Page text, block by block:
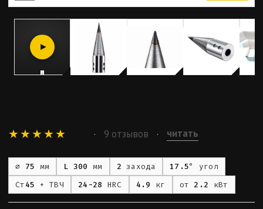
★★★★★ · 9 отзывов · читать
⌀ 75 мм L 300 мм 2 захода 17.5° угол
Ст 45 + ТВЧ 24-28 HRC 4.9 кг от 2.2 кВт